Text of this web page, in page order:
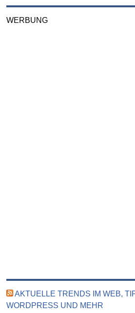
WERBUNG
AKTUELLE TRENDS IM WEB,
WORDPRESS UND MEHR